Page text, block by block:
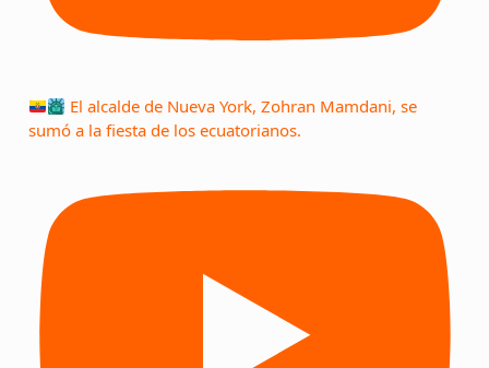
El alcalde de Nueva York, Zohran Mamdani, se
sumó a la fiesta de los ecuatorianos.